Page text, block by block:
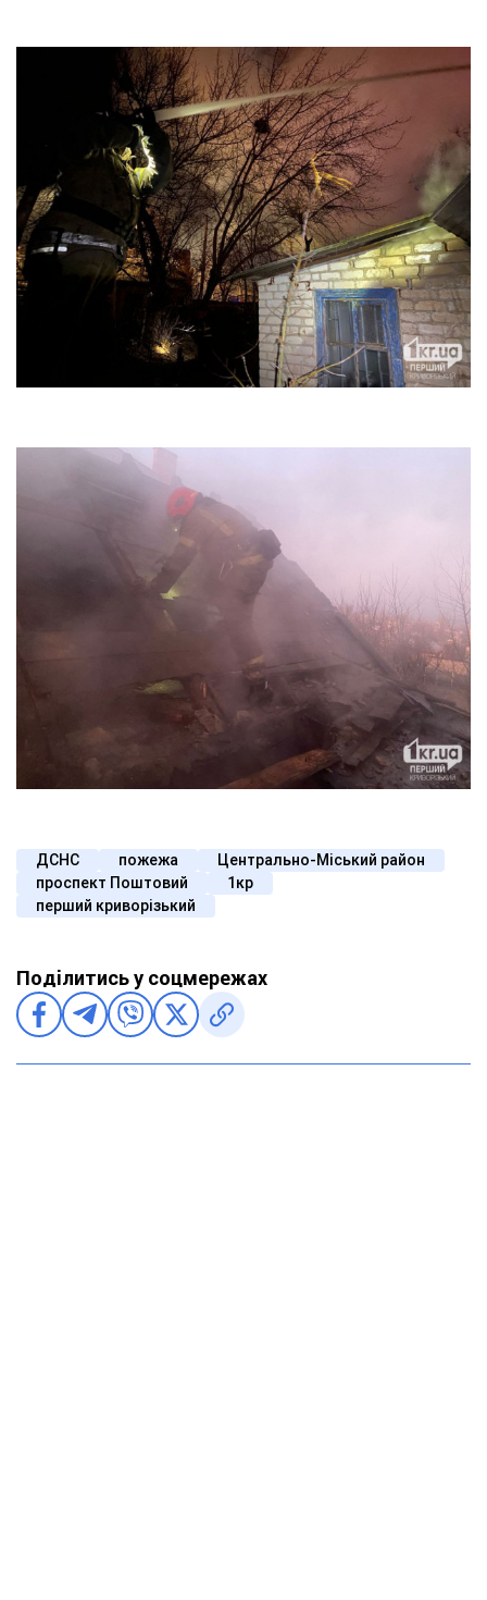
ДСНС пожежа
Центрально-Міський район
проспект Поштовий
1кр
перший криворізький
Поділитись у соцмережах